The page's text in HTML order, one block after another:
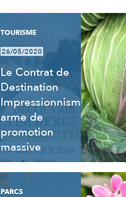
TOURISME
26/05/2020
Le Contrat de
Destination
Impressionnisme,
arme de
promotion
massive
PARCS